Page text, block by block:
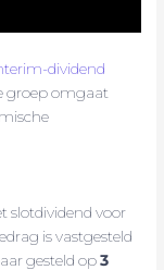
dividend
groep omgaat
slotdividend voor
is vastgesteld
gesteld op3